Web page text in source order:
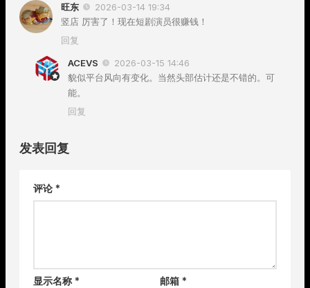
旺东
2026-03-14 19:34
竖店 厉害了！现在短剧演员很赚钱！
回复
ACEVS
2026-03-15 14:46
貌似平台风向有变化。当然头部估计还是不错的。可
能。
回复
发表回复
评论 *
显示名称 * 邮箱*